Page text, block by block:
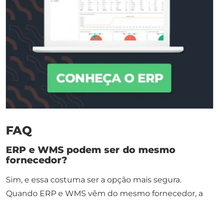
FAQ
ERP e WMS podem ser do mesmo
fornecedor?
Sim, e essa costuma ser a opção mais segura.
Quando ERP e WMS vêm do mesmo fornecedor, a